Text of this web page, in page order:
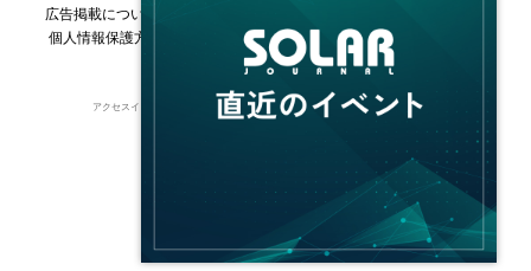
広告掲載について
個人情報保護方針
運営会社・媒体一覧 For overseas customers
アクセスインターナショナルは持続可能な開発目標（SDGs）を支援しています。